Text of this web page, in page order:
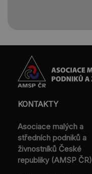
KONTAKTY
Asociace malých a
středních podniků a
živnostníků České
republiky (AMSP ČR)